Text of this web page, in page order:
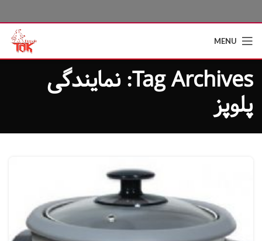
MENU
Tag Archives: نمایندگی
پلوپز